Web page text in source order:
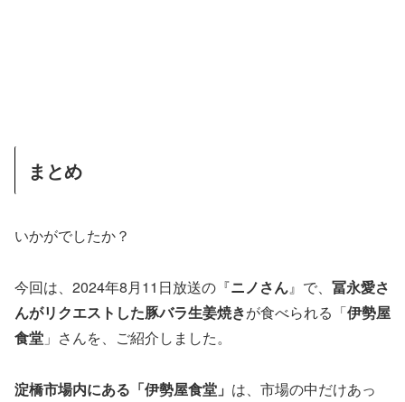
まとめ
いかがでしたか？
今回は、2024年8月11日放送の『ニノさん』で、 冨永愛さ
んがリクエストした豚バラ生姜焼きが食べられる「伊勢屋
食堂 」さんを、ご紹介しました。
淀橋市場内にある「伊勢屋食堂」 は、市場の中だけあっ